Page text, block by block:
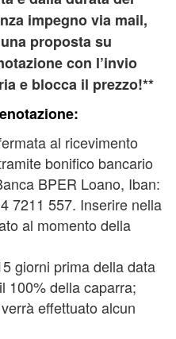
impegno via mail,
proposta su
con l’invio
e blocca il prezzo!**
al ricevimento
bonifico bancario
BPER Loano, Iban:
7211 557. Inserire nella
al momento della
giorni prima della data
100% della caparra;
effettuato alcun